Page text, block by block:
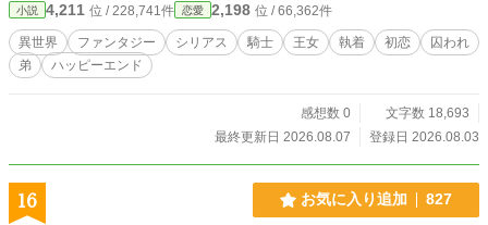
の敵国の騎士なのか──。 一方、姉を助けるためにルシアンは立ち上がる。誰よ
りも姉を守りたいという想いは、時に危ういほどの独占欲へと変わっていく。
彼に力を貸すのは飄々とした天才魔導士アルベールと、忠義に厚い騎士団長ゴー
ドン。 姉弟の絆、そして帝国の闇に隠された『世界樹』の真実が、やがて全て
べてを失った王女が、絶望の底で見出すものとは──。 愛と執着が交錯する、シ
リアスロマンスファンタジー。 ※カクヨム様にて先行掲載中の作品です。
小説 4,211 位 / 228,741件 恋愛 2,198 位 / 66,362件
異世界 ファンタジー シリアス 騎士 王女 執着 初恋
囚われ
弟
ハッピーエンド
感想数 0
文字数 18,693
最終更新日 2026.08.07
登録日 2026.08.03
16 お気に入り追加 827